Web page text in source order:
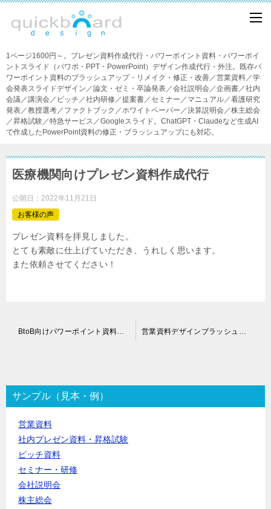
1ページ1600円～。プレゼン資料作成代行・パワーポイント資料・パワーポイ
ントスライド（パワポ・PPT・PowerPoint）デザイン作成代行・外注。既存パ
ワーポイント資料のブラッシュアップ・リメイク・修正・改善／営業資料／学
会発表スライドデザイン／論文・ゼミ・卒論発表／会社説明会／企画書／社内
会議／講演会／ピッチ／社内研修／提案書／セミナー／マニュアル／看護研究
発表／教授選考／ファクトブック／ホワイトペーパー／決算説明会／株主総会
／昇格試験／特急サービス／Googleスライド。ChatGPT・Claudeなど生成AI
で作成したPowerPoint資料の修正・ブラッシュアップにも対応。
医療機関向けプレゼン資料作成代行
公開日： 2022年11月21日
お客様の声
プレゼン資料を拝見しました。
とても素敵に仕上げていただき、うれしく思います。
また依頼させてください！
ゲ
ー
シ
サンプル（見本・例）
営業資料
社内プレゼン資料・昇格試験
ピッチ資料
セミナー・研修
会社説明会
株主総会